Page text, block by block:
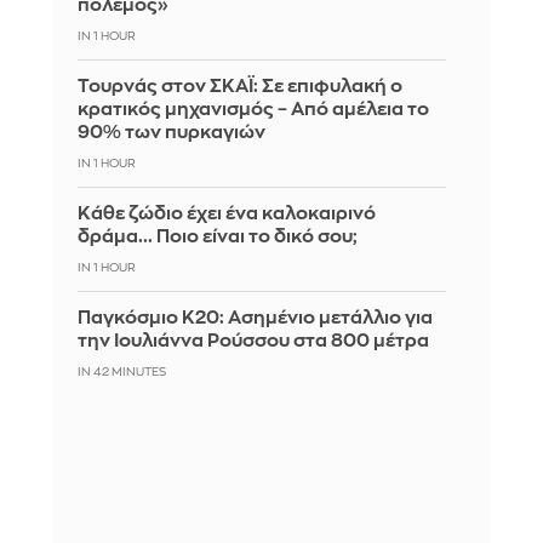
πόλεμος»
IN 1 HOUR
Τουρνάς στον ΣΚΑΪ: Σε επιφυλακή ο
κρατικός μηχανισμός – Από αμέλεια το
90% των πυρκαγιών
IN 1 HOUR
Κάθε ζώδιο έχει ένα καλοκαιρινό
δράμα... Ποιο είναι το δικό σου;
IN 1 HOUR
Παγκόσμιο Κ20: Ασημένιο μετάλλιο για
την Ιουλιάννα Ρούσσου στα 800 μέτρα
IN 42 MINUTES